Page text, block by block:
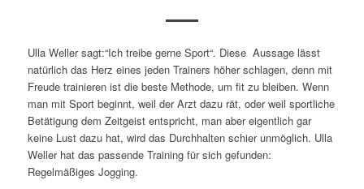
Ulla Weller sagt:“Ich treibe gerne Sport“. Diese Aussage lässt
natürlich das Herz eines jeden Trainers höher schlagen, denn mit
Freude trainieren ist die beste Methode, um fit zu bleiben. Wenn
man mit Sport beginnt, weil der Arzt dazu rät, oder weil sportliche
Betätigung dem Zeitgeist entspricht, man aber eigentlich gar
keine Lust dazu hat, wird das Durchhalten schier unmöglich. Ulla
Weller hat das passende Training für sich gefunden:
Regelmäßiges Jogging.